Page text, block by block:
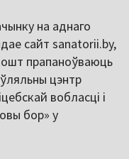
на аднаго
сайт sanatorii.by,
прапаноўваюць
цэнтр
вобласці і
бор» у